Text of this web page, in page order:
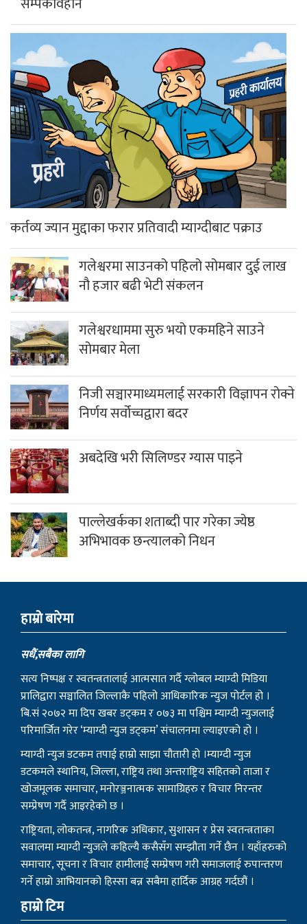
कर्तव्य ज्यान मुद्दाका फरार प्रतिवादी म्याग्दीबाट पक्राउ
गलेश्वरमा साउनको पहिलो सोमबार दुई लाख
नौ हजार बढी भेटी संकलन
गलेश्वरधाममा सुरु भयो एकमहिने साउने
सोमबार मेला
निजी सञ्चारमाध्यमलाई सरकारी विज्ञापन रोक्ने
निर्णय सर्वोच्चद्वारा बदर
अबदेखि भरी सिलिण्डर ग्यास पाइने
पाल्लेखर्कका शताब्दी पार गरेका ज्येष्ठ
अभिभावक छन्त्यालको निधन
हाम्राे बारेमा
सधैं,सबैका लागि
सत्य निष्पक्ष र स्वतन्त्रतालाई आत्मसात गर्दै ग्लोबल म्याग्दी मिडिया
प्रालिद्वारा सञ्चालित जिल्लाकै पहिलो आधिकारिक न्युज पोर्टल हो ।
बि.सं २०७२ मा दिप खबर डट्कम र ०७३ मा पश्चिम म्याग्दी न्युजलाई
परिमार्जित गरेर ‘म्याग्दी न्युज डट्कम’ संचालनमा ल्याइएको हो ।
म्याग्दी न्युज डटकम तपाई हाम्रो साझा चौतारी हो ।म्याग्दी न्युज
डटकमले स्थानिय, जिल्ला, राष्ट्रिय तथा अन्तराष्ट्रिय सहितको ताजा र
खोजमूलक समाचार, मनोरञ्जनात्मक सामाग्रिहरु र विचार निरन्तर
सम्प्रेषण गर्दै आइरहेको छ ।
राष्ट्रियता, लोकतन्त्र, नागरिक अधिकार, सुशासन र प्रेस स्वतन्त्रताका
सवालमा म्याग्दी न्युजले कहिल्यै कसैसँग सम्झौता गर्ने छैन । यहाँहरुको
समाचार, सूचना र विचार हामीलाई सम्प्रेषण गरी समाजलाई रुपान्तरण
गर्ने हाम्रो आभियानको हिस्सा बन्न सबैमा हार्दिक आग्रह गर्दछौं ।
हाम्रो टिम